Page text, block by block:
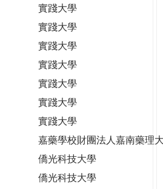
實踐大學
實踐大學
實踐大學
實踐大學
實踐大學
實踐大學
實踐大學
嘉藥學校財團法人嘉南藥理
僑光科技大學
僑光科技大學